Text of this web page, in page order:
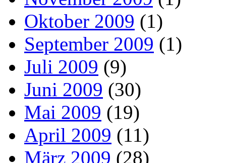
Oktober 2009 (1)
September 2009 (1)
Juli 2009 (9)
Juni 2009 (30)
Mai 2009 (19)
April 2009 (11)
März 2009 (28)